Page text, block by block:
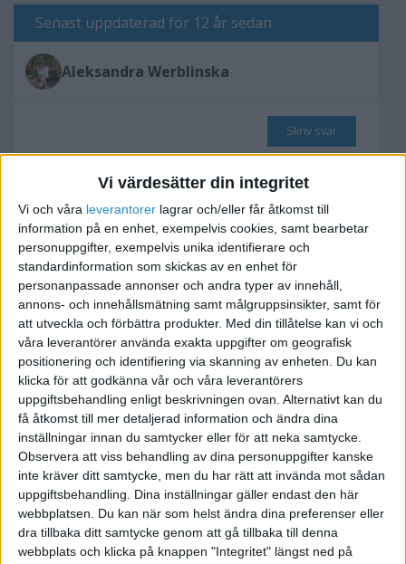
Vi värdesätter din integritet
Vi och våra leverantorer lagrar och/eller får åtkomst till
information på en enhet, exempelvis cookies, samt bearbetar
personuppgifter, exempelvis unika identifierare och
standardinformation som skickas av en enhet för
personanpassade annonser och andra typer av innehåll,
annons- och innehållsmätning samt målgruppsinsikter, samt för
att utveckla och förbättra produkter. Med din tillåtelse kan vi och
våra leverantörer använda exakta uppgifter om geografisk
positionering och identifiering via skanning av enheten. Du kan
klicka för att godkänna vår och våra leverantörers
uppgiftsbehandling enligt beskrivningen ovan. Alternativt kan du
få åtkomst till mer detaljerad information och ändra dina
inställningar innan du samtycker eller för att neka samtycke.
Observera att viss behandling av dina personuppgifter kanske
inte kräver ditt samtycke, men du har rätt att invända mot sådan
uppgiftsbehandling. Dina inställningar gäller endast den här
webbplatsen. Du kan när som helst ändra dina preferenser eller
dra tillbaka ditt samtycke genom att gå tillbaka till denna
webbplats och klicka på knappen "Integritet" längst ned på
Senast uppdaterad för 12 år sedan
Aleksandra Werblinska
Skriv svar
Speciellt tillstånd vid import
av glass
2014-04-07 09:05
Hej!
Har någon en ide om det behövs ett speciellt
tillstånd vid import av glass från ett annat EU-
land? Det handlar om glassautomater ( funkar
på samma sätt som kaffeautomater), där man
kan köpa glass i bägare.
Ingvar Wogenius